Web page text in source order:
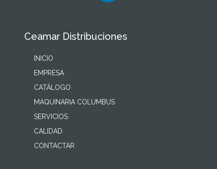
Ceamar Distribuciones
INICIO
EMPRESA
CATÁLOGO
MAQUINARIA COLUMBUS
SERVICIOS
CALIDAD
CONTACTAR